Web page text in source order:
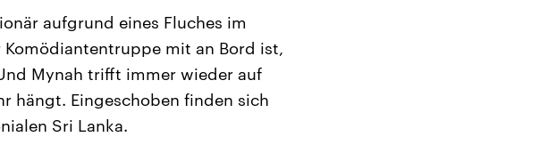
aufgrund eines Fluches im
mit an Bord ist,
Mynah trifft immer wieder auf
hängt. Eingeschoben finden sich
Sri Lanka.